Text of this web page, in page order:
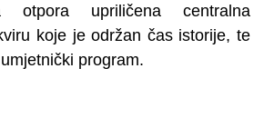
otpora upriličena centralna
koje je održan čas istorije, te
program.